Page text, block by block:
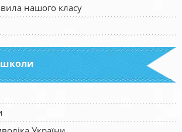
нашого класу
школи